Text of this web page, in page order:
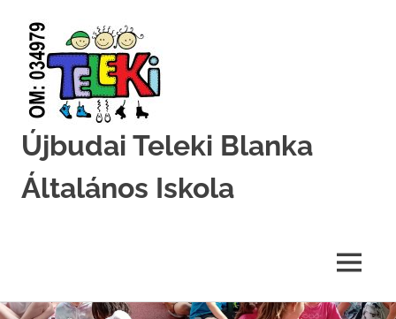
Skip
Újbudai Teleki Blanka
Általános Iskola
MENU